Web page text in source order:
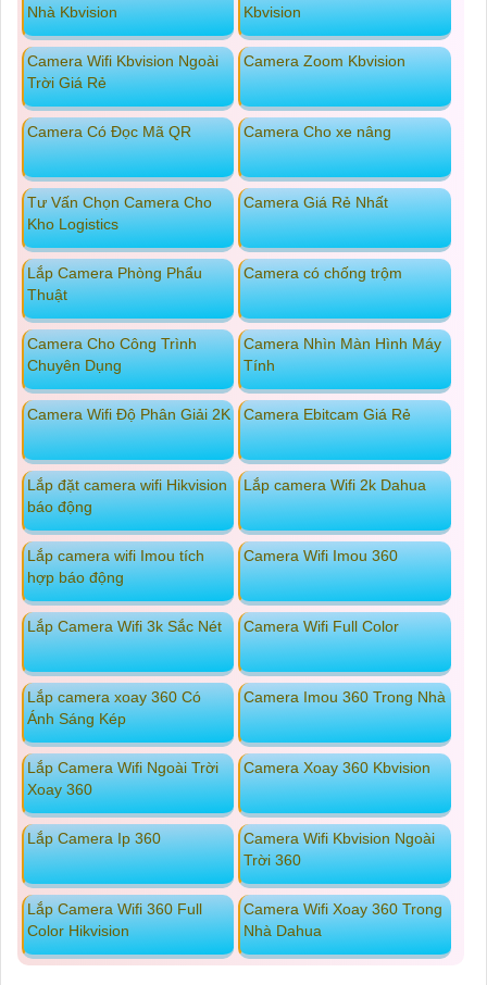
Nhà Kbvision
Kbvision
Camera Wifi Kbvision Ngoài
Trời Giá Rẻ
Camera Zoom Kbvision
Camera Có Đọc Mã QR Camera Cho xe nâng
Tư Vấn Chọn Camera Cho
Kho Logistics
Camera Giá Rẻ Nhất
Lắp Camera Phòng Phẩu
Thuật
Camera có chống trộm
Camera Cho Công Trình
Chuyên Dụng
Camera Nhìn Màn Hình Máy
Tính
Camera Wifi Độ Phân Giải 2K Camera Ebitcam Giá Rẻ
Lắp đặt camera wifi Hikvision
báo động
Lắp camera Wifi 2k Dahua
Lắp camera wifi Imou tích
hợp báo động
Camera Wifi Imou 360
Lắp Camera Wifi 3k Sắc Nét Camera Wifi Full Color
Lắp camera xoay 360 Có
Ánh Sáng Kép
Camera Imou 360 Trong Nhà
Lắp Camera Wifi Ngoài Trời
Xoay 360
Camera Xoay 360 Kbvision
Lắp Camera Ip 360
Camera Wifi Kbvision Ngoài
Trời 360
Lắp Camera Wifi 360 Full
Color Hikvision
Camera Wifi Xoay 360 Trong
Nhà Dahua